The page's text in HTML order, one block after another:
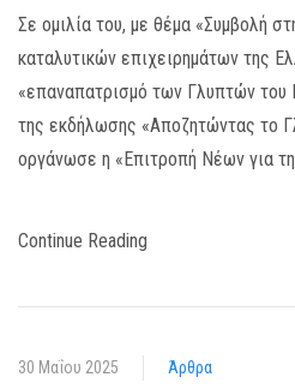
Σε ομιλία του, με θέμα «Συμβολή
καταλυτικών επιχειρημάτων της
«επαναπατρισμό των Γλυπτών
της εκδήλωσης «Αποζητώντας το
οργάνωσε η «Επιτροπή Νέων για
Continue Reading
30 Μαΐου 2025 Άρθρα